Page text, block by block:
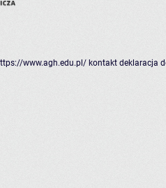
www.agh.edu.pl/ kontakt deklaracja